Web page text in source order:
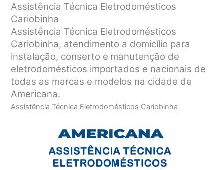
Assistência Técnica Eletrodomésticos
Cariobinha
Assistência Técnica Eletrodomésticos
Cariobinha, atendimento a domicílio para
instalação, conserto e manutenção de
eletrodomésticos importados e nacionais de
todas as marcas e modelos na cidade de
Americana.
Assistência Técnica Eletrodomésticos Cariobinha